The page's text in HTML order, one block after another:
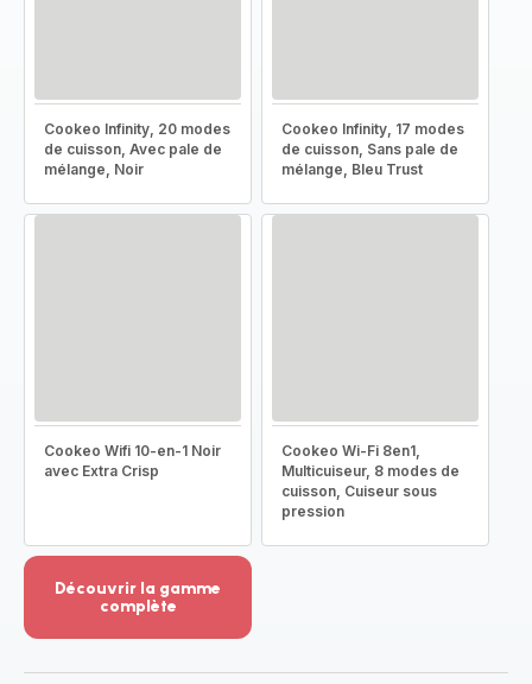
Cookeo Infinity, 20 modes
de cuisson, Avec pale de
mélange, Noir
Cookeo Infinity, 17 modes
de cuisson, Sans pale de
mélange, Bleu Trust
Cookeo Wifi 10-en-1 Noir
avec Extra Crisp
Cookeo Wi-Fi 8en1,
Multicuiseur, 8 modes de
cuisson, Cuiseur sous
pression
Découvrir la gamme
complète
-